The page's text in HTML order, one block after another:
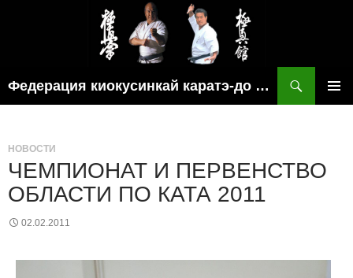
Федерация киокусинкай каратэ-до рязанской области
НОВОСТИ
ЧЕМПИОНАТ И ПЕРВЕНСТВО
ОБЛАСТИ ПО КАТА 2011
02.02.2011